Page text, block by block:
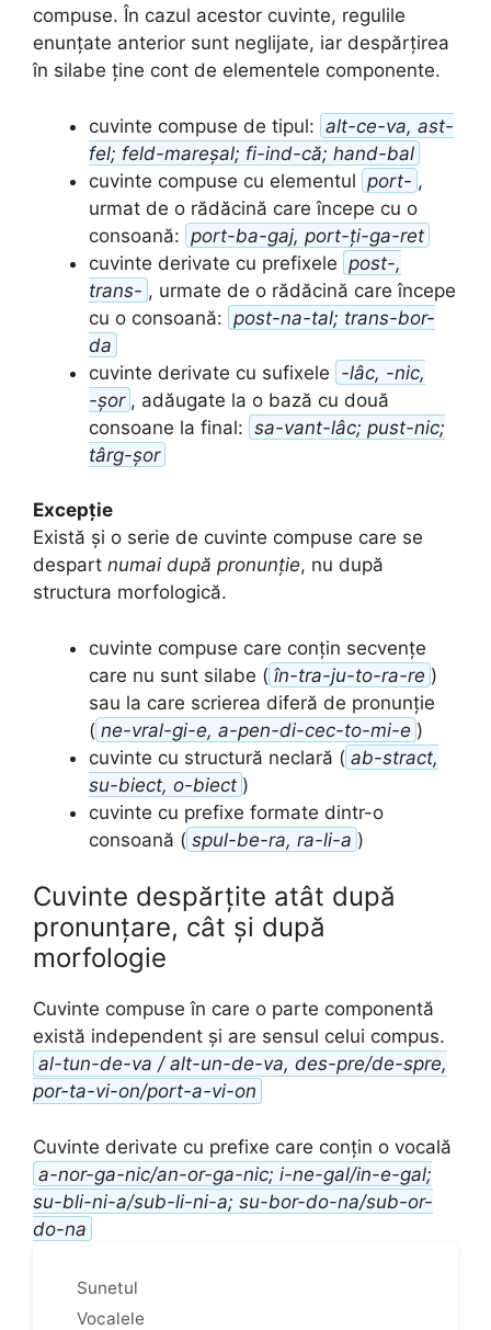
compuse. În cazul acestor cuvinte, regulile
enunțate anterior sunt neglijate, iar despărțirea
în silabe ține cont de elementele componente.
cuvinte compuse de tipul: alt-ce-va, ast-
fel; feld-mareșal; fi-ind-că; hand-bal
cuvinte compuse cu elementul port- ,
urmat de o rădăcină care începe cu o
consoană: port-ba-gaj, port-ți-ga-ret
cuvinte derivate cu prefixele post-,
trans- , urmate de o rădăcină care începe
cu o consoană: post-na-tal; trans-bor-
da
cuvinte derivate cu sufixele -lâc, -nic,
-șor , adăugate la o bază cu două
consoane la final: sa-vant-lâc; pust-nic;
târg-șor
Excepție
Există și o serie de cuvinte compuse care se
despart numai după pronunție, nu după
structura morfologică.
cuvinte compuse care conțin secvențe
care nu sunt silabe ( în-tra-ju-to-ra-re )
sau la care scrierea diferă de pronunție
( ne-vral-gi-e, a-pen-di-cec-to-mi-e )
cuvinte cu structură neclară ( ab-stract,
su-biect, o-biect )
cuvinte cu prefixe formate dintr-o
consoană ( spul-be-ra, ra-li-a )
Cuvinte despărțite atât după
pronunțare, cât și după
morfologie
Cuvinte compuse în care o parte componentă
există independent și are sensul celui compus.
al-tun-de-va / alt-un-de-va, des-pre/de-spre,
por-ta-vi-on/port-a-vi-on
Cuvinte derivate cu prefixe care conțin o vocală
a-nor-ga-nic/an-or-ga-nic; i-ne-gal/in-e-gal;
su-bli-ni-a/sub-li-ni-a; su-bor-do-na/sub-or-
do-na
Sunetul
Vocalele